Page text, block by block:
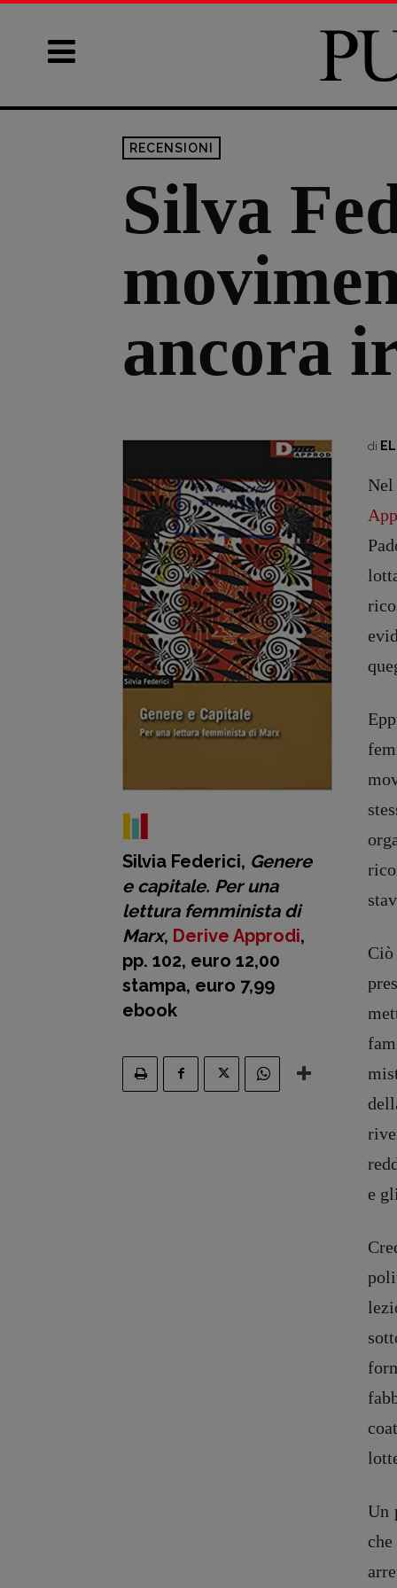
12
RECENSIONI
Silva
ancora
Silvia Federici, Genere
e capitale. Per una
lettura femminista di
Marx, Derive Approdi,
pp. 102, euro 12,00
stampa, euro 7,99
ebook
di
e
Un